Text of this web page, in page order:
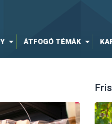
ÁTFOGÓ TÉMÁK